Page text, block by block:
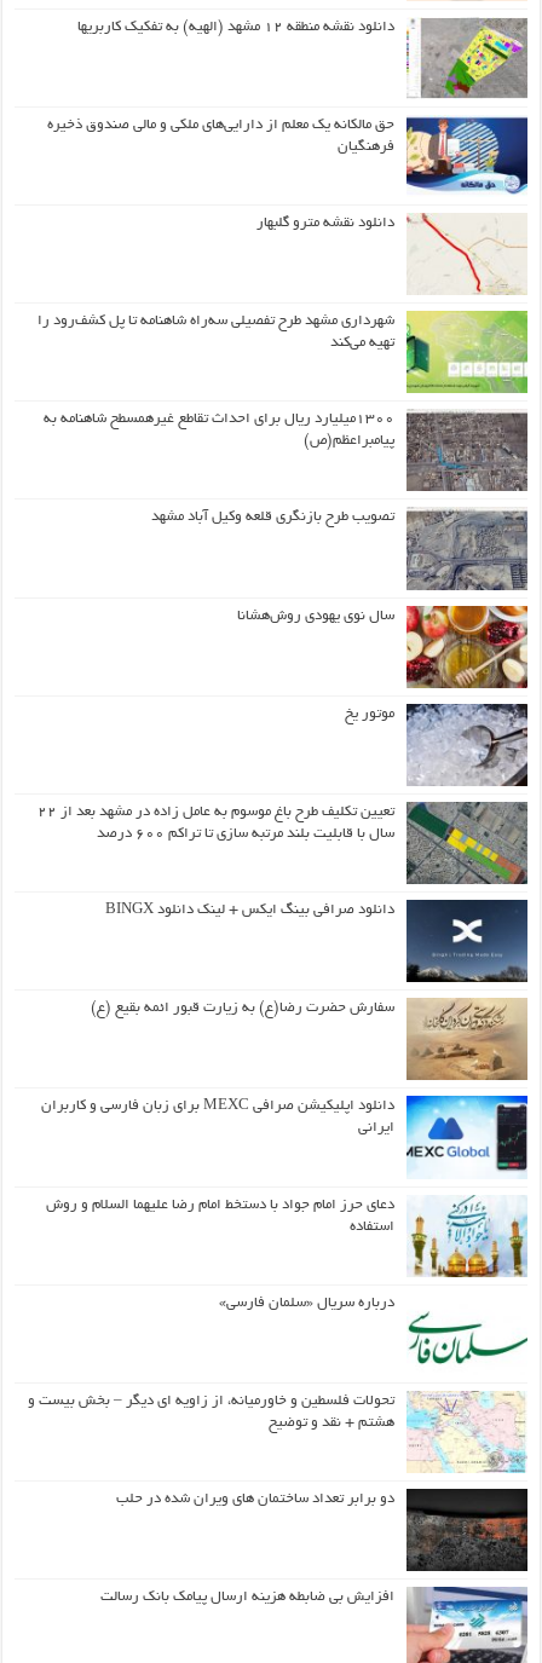
دانلود نقشه منطقه ۱۲ مشهد (الهیه) به تفکیک کاربریها
حق مالکانه یک معلم از دارایی‌های ملکی و مالی صندوق ذخیره
فرهنگیان
دانلود نقشه مترو گلبهار
شهرداری مشهد طرح تفصیلی سه‌راه شاهنامه تا پل کشف‌رود را
تهیه می‌کند
۱۳۰۰میلیارد ریال برای احداث تقاطع غیرهمسطح شاهنامه به
پیامبراعظم(ص)
تصویب طرح بازنگری قلعه وکیل آباد مشهد
سال نوی یهودی روش‌هشانا
موتور یخ
تعیین تکلیف طرح باغ موسوم به عامل زاده در مشهد بعد از ۲۲
سال با قابلیت بلند مرتبه سازی تا تراکم ۶۰۰ درصد
دانلود صرافی بینگ ایکس + لینک دانلود BINGX
سفارش حضرت رضا(ع) به زیارت قبور ائمه بقیع (ع)
دانلود اپلیکیشن صرافی MEXC برای زبان فارسی و کاربران
ایرانی
دعای حرز امام جواد با دستخط امام رضا علیهما السلام و روش
استفاده
درباره سریال «سلمان فارسی»
تحولات فلسطین و خاورمیانه، از زاویه ای دیگر – بخش بیست و
هشتم + نقد و توضیح
دو برابر تعداد ساختمان های ویران شده در حلب
افزایش بی ضابطه هزینه ارسال پیامک بانک رسالت